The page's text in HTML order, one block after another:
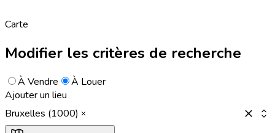
Carte
Modifier les critères de recherche
À Vendre
À Louer
Ajouter un lieu
Bruxelles (1000)